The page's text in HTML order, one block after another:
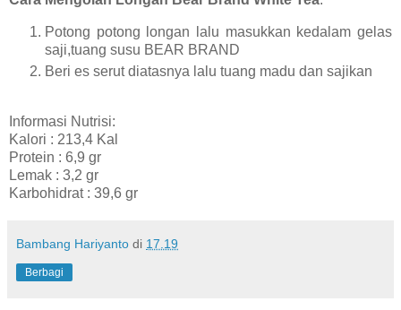
Potong potong longan lalu masukkan kedalam gelas
saji,tuang susu BEAR BRAND
Beri es serut diatasnya lalu tuang madu dan sajikan
Informasi Nutrisi:
Kalori : 213,4 Kal
Protein : 6,9 gr
Lemak : 3,2 gr
Karbohidrat : 39,6 gr
Bambang Hariyanto di 17.19
Berbagi